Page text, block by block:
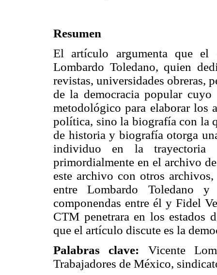
Resumen
El artículo argumenta que el
Lombardo Toledano, quien
revistas, universidades obreras,
de la democracia popular
metodológico para elaborar los
política, sino la biografía con la
de historia y biografía otorga
individuo en la
primordialmente en el archivo
este archivo con otros
entre Lombardo Toledano
componendas entre él y Fidel
CTM penetrara en los estados
que el artículo discute es la
Palabras clave: Vicente
Trabajadores de México,